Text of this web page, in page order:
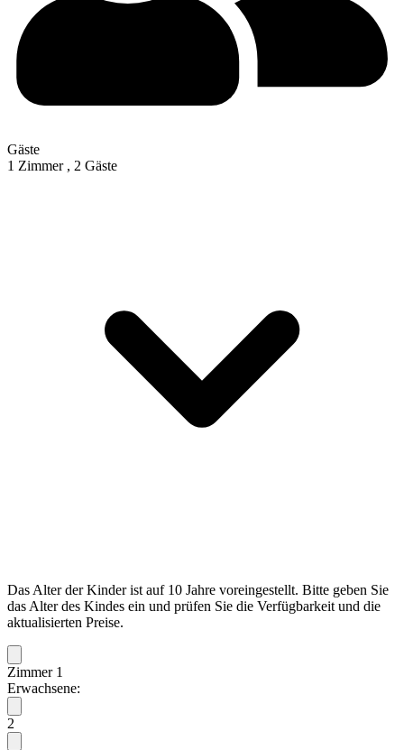
Gäste
1 Zimmer , 2 Gäste
Das Alter der Kinder ist auf 10 Jahre voreingestellt. Bitte geben Sie
das Alter des Kindes ein und prüfen Sie die Verfügbarkeit und die
aktualisierten Preise.
Zimmer 1
Erwachsene:
2